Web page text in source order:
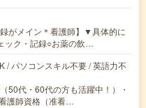
がメイン＊看護師】▼具体的に
ック・記録○お薬の飲…
/ パソコンスキル不要 / 英語力不
代・60代の方も活躍中！）・
護師資格（准看…